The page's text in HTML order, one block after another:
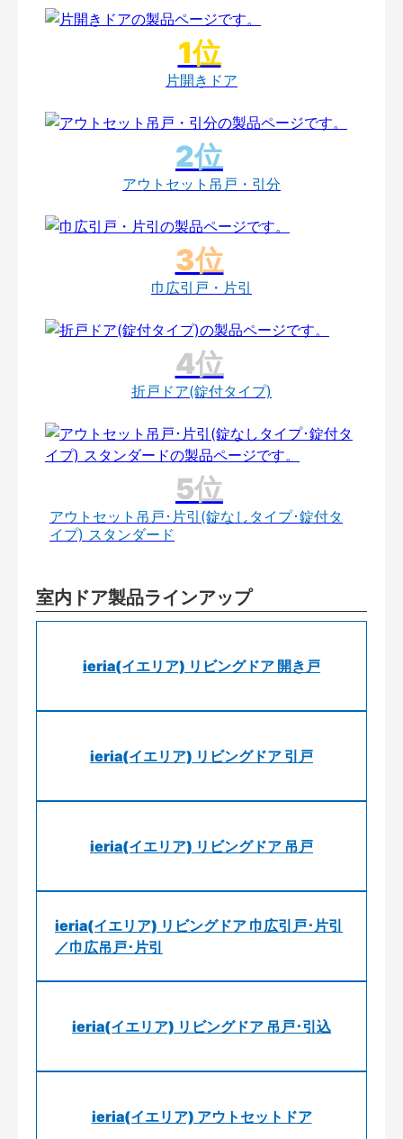
片開きドア
アウトセット吊戸・引分
巾広引戸・片引
折戸ドア(錠付タイプ)
アウトセット吊戸･片引(錠なしタイプ･錠付タ
イプ) スタンダード
室内ドア製品ラインアップ
ieria(イエリア) リビングドア 開き戸
ieria(イエリア) リビングドア 引戸
ieria(イエリア) リビングドア 吊戸
ieria(イエリア) リビングドア 巾広引戸･片引
／巾広吊戸･片引
ieria(イエリア) リビングドア 吊戸･引込
ieria(イエリア) アウトセットドア